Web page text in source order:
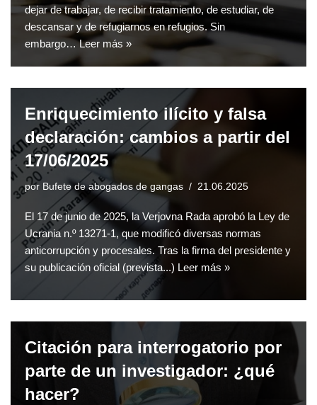
dejar de trabajar, de recibir tratamiento, de estudiar, de
descansar y de refugiarnos en refugios. Sin
embargo…Leer más »
Enriquecimiento ilícito y falsa
declaración: cambios a partir del
17/06/2025
por Bufete de abogados de gangas 21.06.2025
El 17 de junio de 2025, la Verjovna Rada aprobó la Ley de
Ucrania n.º 13271-1, que modificó diversas normas
anticorrupción y procesales. Tras la firma del presidente y
su publicación oficial (prevista...) Leer más »
Citación para interrogatorio por
parte de un investigador: ¿qué
hacer?